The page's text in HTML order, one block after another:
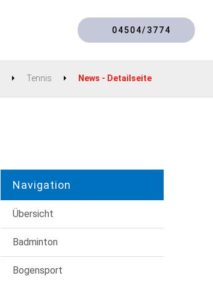
04504/3774
Tennis News - Detailseite
Navigation
Übersicht
Badminton
Bogensport